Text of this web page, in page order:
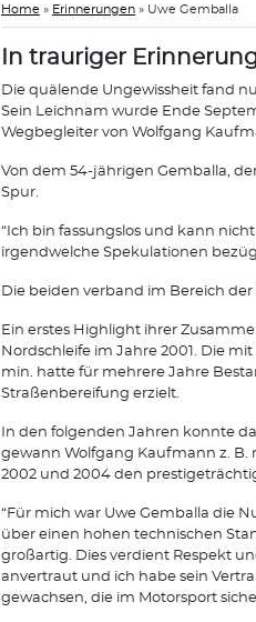
Home » Erinnerungen » Uwe Gemballa
In trauriger
Die quälende Ungewissheit fand
Sein Leichnam wurde Ende
Wegbegleiter von Wolfgang
Von dem 54-jährigen Gemballa,
Spur.
“Ich bin fassungslos und kann
irgendwelche Spekulationen
Die beiden verband im Bereich
Ein erstes Highlight ihrer
Nordschleife im Jahre 2001. Die
min. hatte für mehrere Jahre
Straßenbereifung erzielt.
In den folgenden Jahren konnte
gewann Wolfgang Kaufmann z. B.
2002 und 2004 den
“Für mich war Uwe Gemballa die
über einen hohen technischen
großartig. Dies verdient Respekt
anvertraut und ich habe sein
gewachsen, die im Motorsport